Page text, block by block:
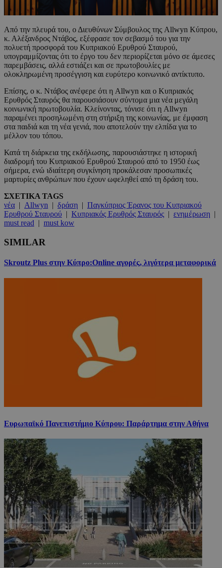
Από την πλευρά του, ο Διευθύνων Σύμβουλος της Allwyn Κύπρου,
κ. Αλέξανδρος Ντάβος, εξέφρασε τον σεβασμό του για την
πολυετή προσφορά του Κυπριακού Ερυθρού Σταυρού,
υπογραμμίζοντας ότι το έργο του δεν περιορίζεται μόνο σε άμεσες
παρεμβάσεις, αλλά εστιάζει και σε πρωτοβουλίες με
ολοκληρωμένη προσέγγιση και ευρύτερο κοινωνικό αντίκτυπο.
Επίσης, ο κ. Ντάβος ανέφερε ότι η Allwyn και ο Κυπριακός
Ερυθρός Σταυρός θα παρουσιάσουν σύντομα μια νέα μεγάλη
κοινωνική πρωτοβουλία. Κλείνοντας, τόνισε ότι η Allwyn
παραμένει προσηλωμένη στη στήριξη της κοινωνίας, με έμφαση
στα παιδιά και τη νέα γενιά, που αποτελούν την ελπίδα για το
μέλλον του τόπου.
Κατά τη διάρκεια της εκδήλωσης, παρουσιάστηκε η ιστορική
διαδρομή του Κυπριακού Ερυθρού Σταυρού από το 1950 έως
σήμερα, ενώ ιδιαίτερη συγκίνηση προκάλεσαν προσωπικές
μαρτυρίες ανθρώπων που έχουν ωφεληθεί από τη δράση του.
ΣΧΕΤΙΚΑ TAGS
νέα | Allwyn | δράση | Παγκύπριος Έρανος του Κυπριακού
Ερυθρού Σταυρού | Κυπριακός Ερυθρός Σταυρός | ενημέρωση |
must read | must kow
SIMILAR
Skroutz Plus στην Κύπρο:Online αγορές, λιγότερα μεταφορικά
Ευρωπαϊκό Πανεπιστήμιο Κύπρου: Παράρτημα στην Αθήνα